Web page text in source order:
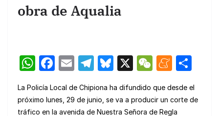
obra de Aqualia
W
at
s
F
c
e
E
ail
T
e
gr
Bl
e
s
X
W
C
h
M
n
e
m
La Policía Local de Chipiona ha difundido que desde el
próximo lunes, 29 de junio, se va a producir un corte de
tráfico en la avenida de Nuestra Señora de Regla